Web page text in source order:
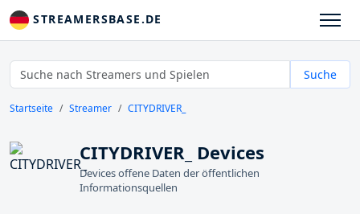
STREAMERSBASE.DE
Suche
Startseite Streamer CITYDRIVER_
CITYDRIVER_ Devices
Devices offene Daten der öffentlichen
Informationsquellen